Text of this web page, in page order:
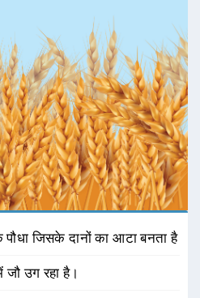
जिसके दानों का आटा बनता है
उग रहा है।